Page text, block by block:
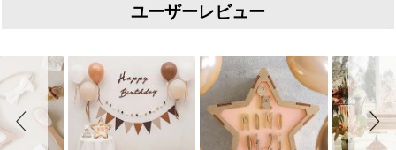
ユーザーレビュー
Slideshow
Slide controls